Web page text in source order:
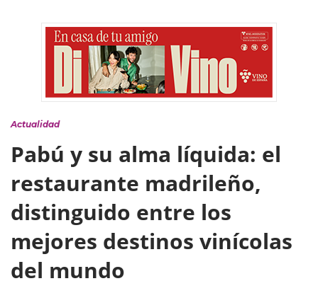
Actualidad
Pabú y su alma líquida: el
restaurante madrileño,
distinguido entre los
mejores destinos vinícolas
del mundo